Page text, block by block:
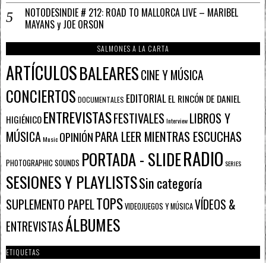
NOTODESINDIE # 212: ROAD TO MALLORCA LIVE – MARIBEL
MAYANS y JOE ORSON
SALMONES A LA CARTA
ARTÍCULOSBALEARESCINE Y MÚSICA
CONCIERTOS DOCUMENTALES EDITORIALEL RINCÓN DE DANIEL
HIGIÉNICOENTREVISTASFESTIVALESInterview LIBROS Y
MÚSICAMusic OPINIÓNPARA LEER MIENTRAS ESCUCHAS
PHOTOGRAPHIC SOUNDS PORTADA - SLIDERADIO SERIES
SESIONES Y PLAYLISTSSin categoría
SUPLEMENTO PAPELTOPSVIDEOJUEGOS Y MÚSICAVÍDEOS &
ENTREVISTASÁLBUMES
ETIQUETAS